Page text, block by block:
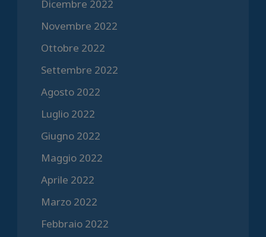
Dicembre 2022
Novembre 2022
Ottobre 2022
Settembre 2022
Agosto 2022
Luglio 2022
Giugno 2022
Maggio 2022
Aprile 2022
Marzo 2022
Febbraio 2022